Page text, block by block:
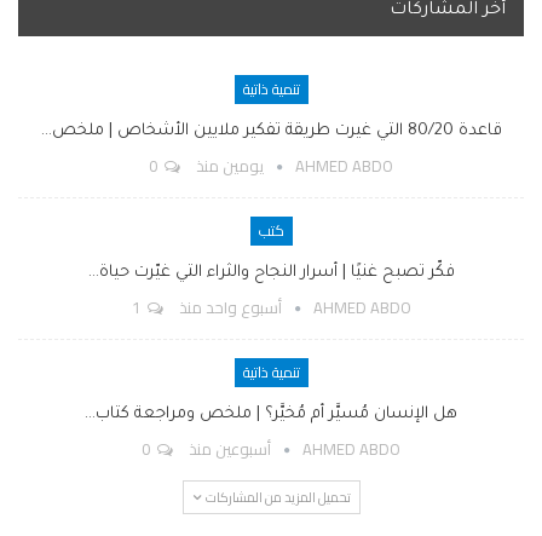
أخر المشاركات
تنمية ذاتية
قاعدة 80/20 التي غيرت طريقة تفكير ملايين الأشخاص | ملخص…
AHMED ABDO يومين منذ
كتب
فكّر تصبح غنيًا | أسرار النجاح والثراء التي غيّرت حياة…
AHMED ABDO أسبوع واحد منذ
تنمية ذاتية
هل الإنسان مُسيَّر أم مُخيَّر؟ | ملخص ومراجعة كتاب…
AHMED ABDO أسبوعين منذ
تحميل المزيد من المشاركات